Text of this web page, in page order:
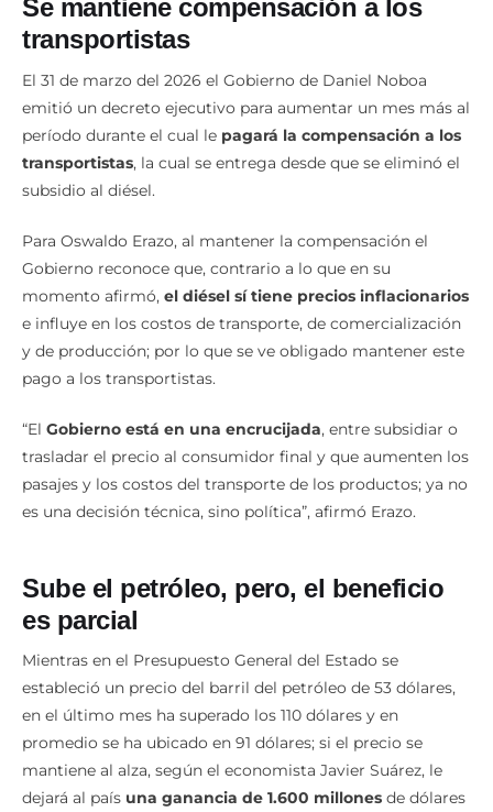
transportistas
El 31 de marzo del 2026 el Gobierno de Daniel Noboa
emitió un decreto ejecutivo para aumentar un mes más al
período durante el cual lepagará la compensación a los
transportistas, la cual se entrega desde que se eliminó el
subsidio al diésel.
Gobierno reconoce que, contrario a lo que en su
momento afirmó,el diésel sí tiene precios inflacionarios
e influye en los costos de transporte, de comercialización
y de producción; por lo que se ve obligado mantener este
pago a los transportistas.
trasladar el precio al consumidor final y que aumenten los
pasajes y los costos del transporte de los productos; ya no
es una decisión técnica, sino política”, afirmó Erazo.
es parcial
Mientras en el Presupuesto General del Estado se
estableció un precio del barril del petróleo de 53 dólares,
en el último mes ha superado los 110 dólares y en
promedio se ha ubicado en 91 dólares; si el precio se
mantiene al alza, según el economista Javier Suárez, le
dejará al paísuna ganancia de 1.600 millonesde dólares
adicionales en este año.